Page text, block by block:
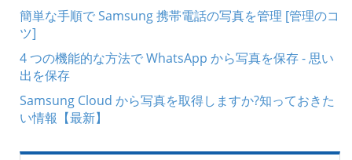
簡単な手順で Samsung 携帯電話の写真を管理 [管理のコ
ツ]
4 つの機能的な方法で WhatsApp から写真を保存 - 思い
出を保存
Samsung Cloud から写真を取得しますか?知っておきた
い情報【最新】